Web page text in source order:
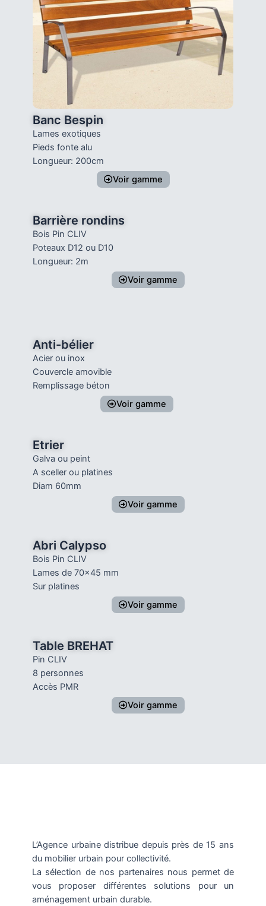
Banc Bespin
Lames exotiques
Pieds fonte alu
Longueur: 200cm
Voir gamme
Barrière rondins
Bois Pin CLIV
Poteaux D12 ou D10
Longueur: 2m
Voir gamme
Anti-bélier
Acier ou inox
Couvercle amovible
Remplissage béton
Voir gamme
Etrier
Galva ou peint
A sceller ou platines
Diam 60mm
Voir gamme
Abri Calypso
Bois Pin CLIV
Lames de 70x45 mm
Sur platines
Voir gamme
Table BREHAT
Pin CLIV
8 personnes
Accès PMR
Voir gamme
L’Agence urbaine distribue depuis près de 15 ans
du mobilier urbain pour collectivité.
La sélection de nos partenaires nous permet de
vous proposer différentes solutions pour un
aménagement urbain durable.